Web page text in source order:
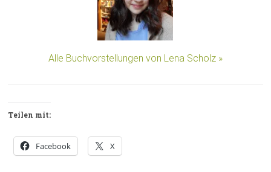
Alle Buchvorstellungen von Lena Scholz »
Teilen mit:
Facebook X